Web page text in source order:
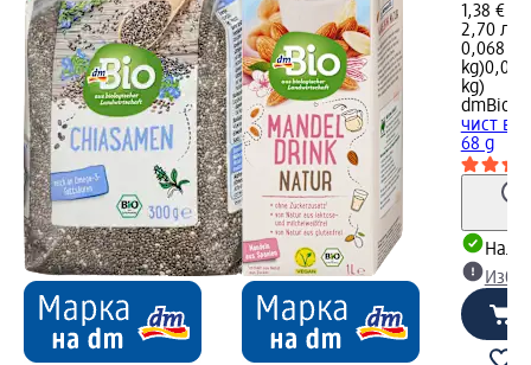
1,38 €
2,70 лв.
0,068 kg
kg)0,068
kg)
dmBio
чист
68 g